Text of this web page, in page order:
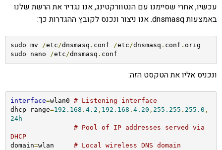
עכשיו, אחרי שסיימנו עם הנטוורקטינג, אנו נגדיר את הרשת שלנו
באמצעות dnsmasq. אנו ניצור ונכנס לקובץ ההגדרות כך:
sudo mv /etc/dnsmasq . conf /etc/dnsmasq . conf . orig
sudo nano /etc/dnsmasq . conf
ונכניס אליו את הטקסט הזה:
interface=wlan0 # Listening interface
dhcp - range=192.168 . 4.2 , 192.168 . 4.20 , 255.255 . 255.0 ,
24h
# Pool of IP addresses served via
DHCP
domain=wlan # Local wireless DNS domain